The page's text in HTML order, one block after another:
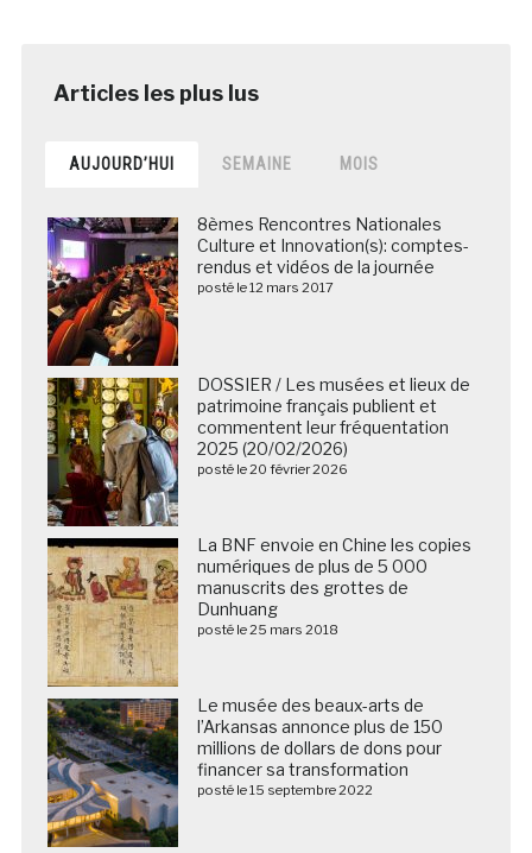
AUJOURD’HUI SEMAINE MOIS
8èmes Rencontres Nationales
Culture et Innovation(s): comptes-
rendus et vidéos de la journée
posté le 12 mars 2017
DOSSIER / Les musées et lieux de
patrimoine français publient et
commentent leur fréquentation
2025 (20/02/2026)
posté le 20 février 2026
La BNF envoie en Chine les copies
numériques de plus de 5 000
manuscrits des grottes de
Dunhuang
posté le 25 mars 2018
Le musée des beaux-arts de
l’Arkansas annonce plus de 150
millions de dollars de dons pour
financer sa transformation
posté le 15 septembre 2022